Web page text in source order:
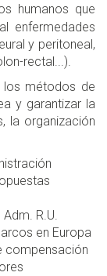
humanos que
enfermedades
y peritoneal,
rectal...).
métodos de
y garantizar la
la organización
R.U.
en Europa
compensación